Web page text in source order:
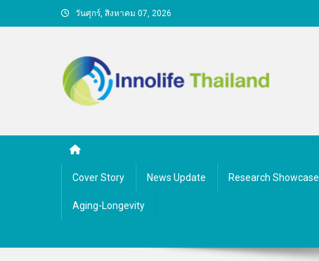
to
วันศุกร์, สิงหาคม 07, 2026
Cover Story News Update Research Showcase
Aging-Longevity